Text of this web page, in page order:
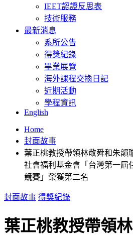
IEET認證反思表
技術服務
最新消息
系所公告
得獎紀錄
畢業展覽
海外課程交換日記
近期活動
學程資訊
English
Home
封面故事
葉正桃教授帶領林敬舜和朱韻
社會福利基金會「台灣第一屆
競賽」榮獲第二名
封面故事 得獎紀錄
葉正桃教授帶領